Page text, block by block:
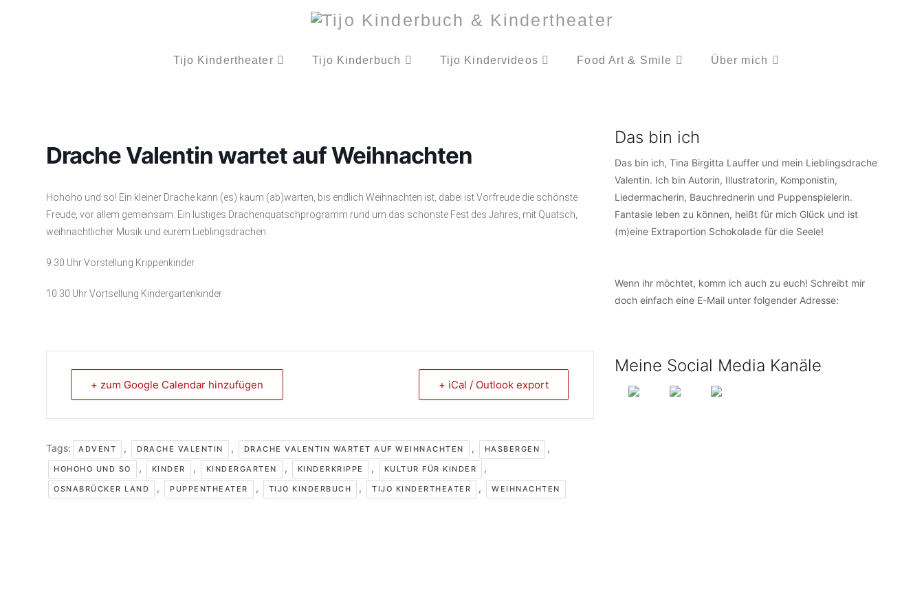
Tijo Kindertheater Tijo Kinderbuch Tijo Kindervideos Food Art & Smile Über mich
Drache Valentin wartet auf Weihnachten
Hohoho und so! Ein kleiner Drache kann (es) kaum (ab)warten, bis endlich Weihnachten ist, dabei ist Vorfreude die schönste
Freude, vor allem gemeinsam. Ein lustiges Drachenquatschprogramm rund um das schönste Fest des Jahres, mit Quatsch,
weihnachtlicher Musik und eurem Lieblingsdrachen.
9.30 Uhr Vorstellung Krippenkinder
10.30 Uhr Vortsellung Kindergartenkinder
+ zum Google Calendar hinzufügen + iCal / Outlook export
Tags: ADVENT , DRACHE VALENTIN , DRACHE VALENTIN WARTET AUF WEIHNACHTEN , HASBERGEN ,
HOHOHO UND SO , KINDER , KINDERGARTEN , KINDERKRIPPE , KULTUR FÜR KINDER ,
OSNABRÜCKER LAND , PUPPENTHEATER , TIJO KINDERBUCH , TIJO KINDERTHEATER , WEIHNACHTEN
Das bin ich
Das bin ich, Tina Birgitta Lauffer und mein Lieblingsdrache
Valentin. Ich bin Autorin, Illustratorin, Komponistin,
Liedermacherin, Bauchrednerin und Puppenspielerin.
Fantasie leben zu können, heißt für mich Glück und ist
(m)eine Extraportion Schokolade für die Seele!
Wenn ihr möchtet, komm ich auch zu euch! Schreibt mir
doch einfach eine E-Mail unter folgender Adresse:
Meine Social Media Kanäle